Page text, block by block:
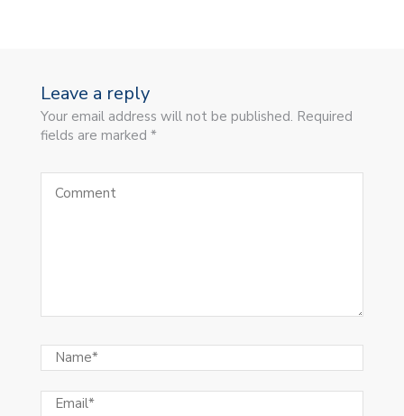
Leave a reply
Your email address will not be published. Required
fields are marked *